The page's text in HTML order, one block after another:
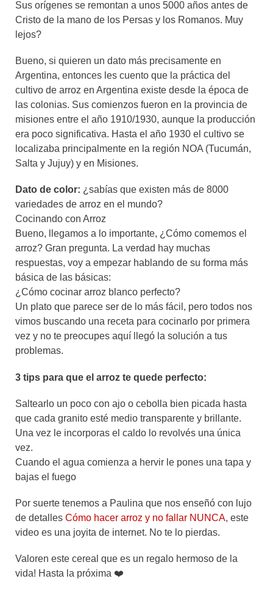
Sus orígenes se remontan a unos 5000 años antes de
Cristo de la mano de los Persas y los Romanos. Muy
lejos?
Bueno, si quieren un dato más precisamente en
Argentina, entonces les cuento que la práctica del
cultivo de arroz en Argentina existe desde la época de
las colonias. Sus comienzos fueron en la provincia de
misiones entre el año 1910/1930, aunque la producción
era poco significativa. Hasta el año 1930 el cultivo se
localizaba principalmente en la región NOA (Tucumán,
Salta y Jujuy) y en Misiones.
Dato de color: ¿sabías que existen más de 8000
variedades de arroz en el mundo?
Cocinando con Arroz
Bueno, llegamos a lo importante, ¿Cómo comemos el
arroz? Gran pregunta. La verdad hay muchas
respuestas, voy a empezar hablando de su forma más
básica de las básicas:
¿Cómo cocinar arroz blanco perfecto?
Un plato que parece ser de lo más fácil, pero todos nos
vimos buscando una receta para cocinarlo por primera
vez y no te preocupes aquí llegó la solución a tus
problemas.
3 tips para que el arroz te quede perfecto:
Saltearlo un poco con ajo o cebolla bien picada hasta
que cada granito esté medio transparente y brillante.
Una vez le incorporas el caldo lo revolvés una única
vez.
Cuando el agua comienza a hervir le pones una tapa y
bajas el fuego
Por suerte tenemos a Paulina que nos enseñó con lujo
de detalles Cómo hacer arroz y no fallar NUNCA, este
video es una joyita de internet. No te lo pierdas.
Valoren este cereal que es un regalo hermoso de la
vida! Hasta la próxima ❤️